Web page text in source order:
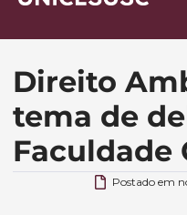
Direito
tema de
Faculdade
Postado em